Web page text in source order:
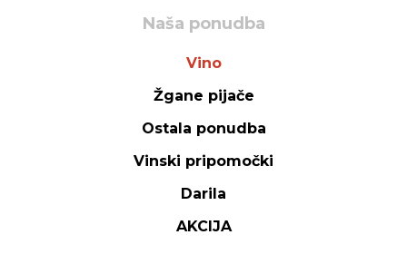
Naša ponudba
Vino
Žgane pijače
Ostala ponudba
Vinski pripomočki
Darila
AKCIJA